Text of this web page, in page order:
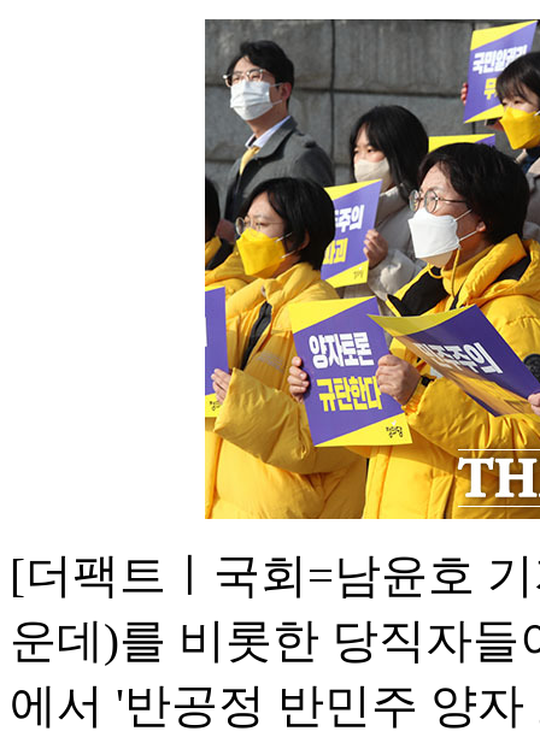
[더팩트ㅣ국회=남윤호
운데)를 비롯한 당직자들
에서 '반공정 반민주 양